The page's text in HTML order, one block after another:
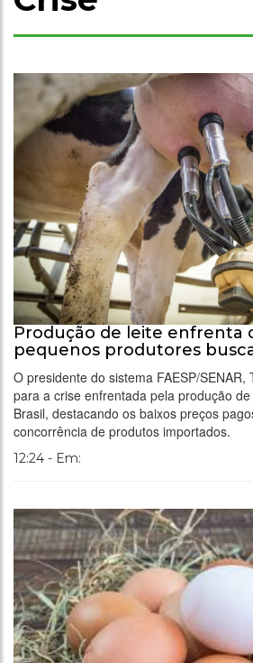
Produção de leite enfrenta
pequenos produtores
O presidente do sistema FAESP/
para a crise enfrentada pela produção
Brasil, destacando os baixos preços
concorrência de produtos importados.
12:24 - Em: